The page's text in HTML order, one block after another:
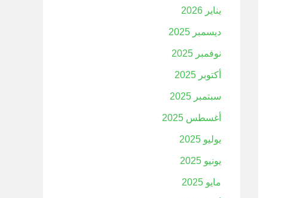
يناير 2026
ديسمبر 2025
نوفمبر 2025
أكتوبر 2025
سبتمبر 2025
أغسطس 2025
يوليو 2025
يونيو 2025
مايو 2025